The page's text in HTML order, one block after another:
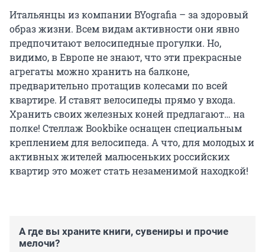
Итальянцы из компании BYografia – за здоровый
образ жизни. Всем видам активности они явно
предпочитают велосипедные прогулки. Но,
видимо, в Европе не знают, что эти прекрасные
агрегаты можно хранить на балконе,
предварительно протащив колесами по всей
квартире. И ставят велосипеды прямо у входа.
Хранить своих железных коней предлагают… на
полке! Стеллаж Bookbike оснащен специальным
креплением для велосипеда. А что, для молодых и
активных жителей малюсеньких российских
квартир это может стать незаменимой находкой!
А где вы храните книги, сувениры и прочие
мелочи?